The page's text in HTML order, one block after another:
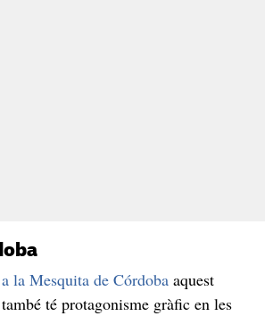
la Mesquita de Córdobaaquest
té protagonisme gràfic en les